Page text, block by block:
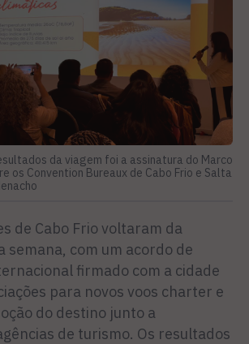
da viagem foi a assinatura do Marco
os Convention Bureaux de Cabo Frio e Salta
de Cabo Frio voltaram da
semana, com um acordo de
firmado com a cidade
para novos voos charter e
do destino junto a
de turismo. Os resultados